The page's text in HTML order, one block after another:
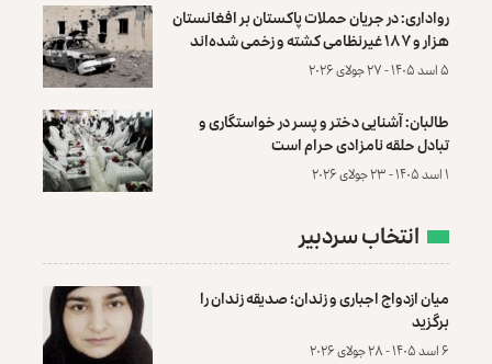
رواداری: در جریان حملات پاکستان بر افغانستان
هزار و ۱۸۷ غیرنظامی کشته و زخمی شده‌اند
۵ اسد ۱۴۰۵ - ۲۷ جولای ۲۰۲۶
طالبان: آشنایی دختر و پسر در خواستگاری و
تبادل حلقه نامزادی حرام است
۱ اسد ۱۴۰۵ - ۲۳ جولای ۲۰۲۶
انتخاب سردبیر
میان ازدواج اجباری و زندان؛ صدیقه زندان را
برگزید
۶ اسد ۱۴۰۵ - ۲۸ جولای ۲۰۲۶